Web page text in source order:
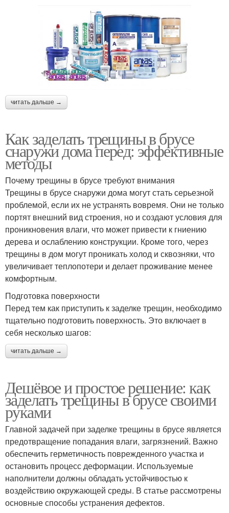
читать дальше →
Как заделать трещины в брусе
снаружи дома перед: эффективные
методы
Почему трещины в брусе требуют внимания
Трещины в брусе снаружи дома могут стать серьезной
проблемой, если их не устранять вовремя. Они не только
портят внешний вид строения, но и создают условия для
проникновения влаги, что может привести к гниению
дерева и ослаблению конструкции. Кроме того, через
трещины в дом могут проникать холод и сквозняки, что
увеличивает теплопотери и делает проживание менее
комфортным.
Подготовка поверхности
Перед тем как приступить к заделке трещин, необходимо
тщательно подготовить поверхность. Это включает в
себя несколько шагов:
читать дальше →
Дешёвое и простое решение: как
заделать трещины в брусе своими
руками
Главной задачей при заделке трещины в брусе является
предотвращение попадания влаги, загрязнений. Важно
обеспечить герметичность поврежденного участка и
остановить процесс деформации. Используемые
наполнители должны обладать устойчивостью к
воздействию окружающей среды. В статье рассмотрены
основные способы устранения дефектов.